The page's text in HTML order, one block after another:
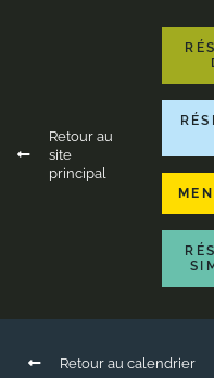
Retour au
site
principal
Retour au calendrier